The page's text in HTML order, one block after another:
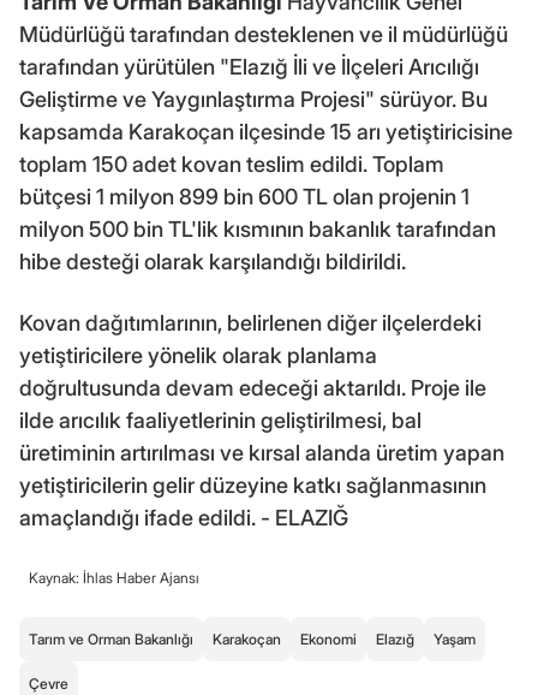
Müdürlüğü tarafından desteklenen ve il müdürlüğü
tarafından yürütülen "Elazığ İli ve İlçeleri Arıcılığı
Geliştirme ve Yaygınlaştırma Projesi" sürüyor. Bu
kapsamda Karakoçan ilçesinde 15 arı yetiştiricisine
toplam 150 adet kovan teslim edildi. Toplam
bütçesi 1 milyon 899 bin 600 TL olan projenin 1
milyon 500 bin TL'lik kısmının bakanlık tarafından
hibe desteği olarak karşılandığı bildirildi.
Kovan dağıtımlarının, belirlenen diğer ilçelerdeki
yetiştiricilere yönelik olarak planlama
doğrultusunda devam edeceği aktarıldı. Proje ile
ilde arıcılık faaliyetlerinin geliştirilmesi, bal
üretiminin artırılması ve kırsal alanda üretim yapan
yetiştiricilerin gelir düzeyine katkı sağlanmasının
amaçlandığı ifade edildi. - ELAZIĞ
Kaynak: İhlas Haber Ajansı
Tarım ve Orman Bakanlığı Karakoçan Ekonomi Elazığ Yaşam
Çevre